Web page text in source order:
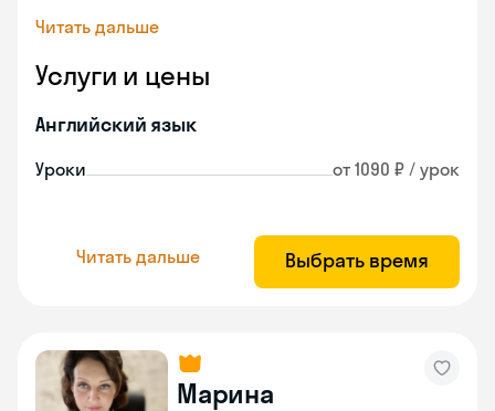
Читать дальше
Услуги и цены
Английский язык
Уроки от 1090 ₽ / урок
Читать дальше Выбрать время
Марина